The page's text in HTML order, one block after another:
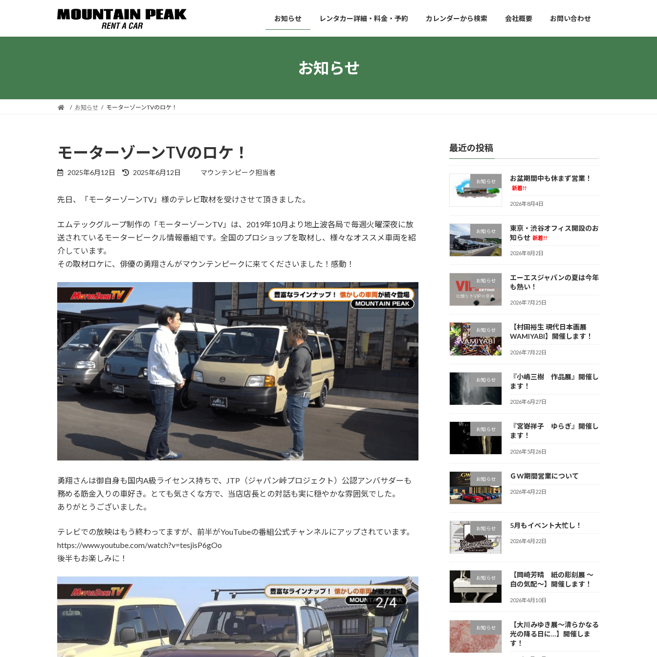
ッ
移
お知らせ レンタカー詳細・料金・予約 カレンダーから検索 会社概要 お問い合わせ
お知らせ
お知らせ モーターゾーンTVのロケ！
モーターゾーンTVのロケ！
2025年6月12日
最
新
時
:
2025年6月12日 マウンテンピーク担当者
先日、「モーターゾーンTV」様のテレビ取材を受けさせて頂きました。
エムテックグループ制作の「モーターゾーンTV」は、2019年10月より地上波各局で毎週火曜深夜に放
送されているモータービークル情報番組です。全国のプロショップを取材し、様々なオススメ車両を紹
介しています。
その取材ロケに、俳優の勇翔さんがマウンテンピークに来てくださいました！感動！
勇翔さんは御自身も国内A級ライセンス持ちで、JTP（ジャパン峠プロジェクト）公認アンバサダーも
務める筋金入りの車好き。とても気さくな方で、当店店長との対話も実に穏やかな雰囲気でした。
ありがとうございました。
テレビでの放映はもう終わってますが、前半がYouTubeの番組公式チャンネルにアップされています。
https://www.youtube.com/watch?v=tesjisP6gOo
後半もお楽しみに！
最近の投稿
お知らせ お盆期間中も休まず営業！
新着!!
2026年8月4日
お知らせ
東京・渋谷オフィス開設のお
知らせ 新着!!
2026年8月2日
お知らせ
エーエスジャパンの夏は今年
も熱い！
2026年7月25日
お知らせ
【村田裕生 現代日本画展
WAMIYABI】開催します！
2026年7月22日
お知らせ
『小嶋三樹 作品展』開催し
ます！
2026年6月27日
お知らせ
『宮嵜祥子 ゆらぎ』開催し
ます！
2026年5月26日
お知らせ ＧW期間営業について
2026年4月22日
お知らせ 5月もイベント大忙し！
2026年4月22日
お知らせ
【岡崎芳晴 紙の彫刻展 〜
白の気配〜】開催します！
2026年4月10日
お知らせ
【大川みゆき展～清らかなる
光の降る日に…】開催しま
す！